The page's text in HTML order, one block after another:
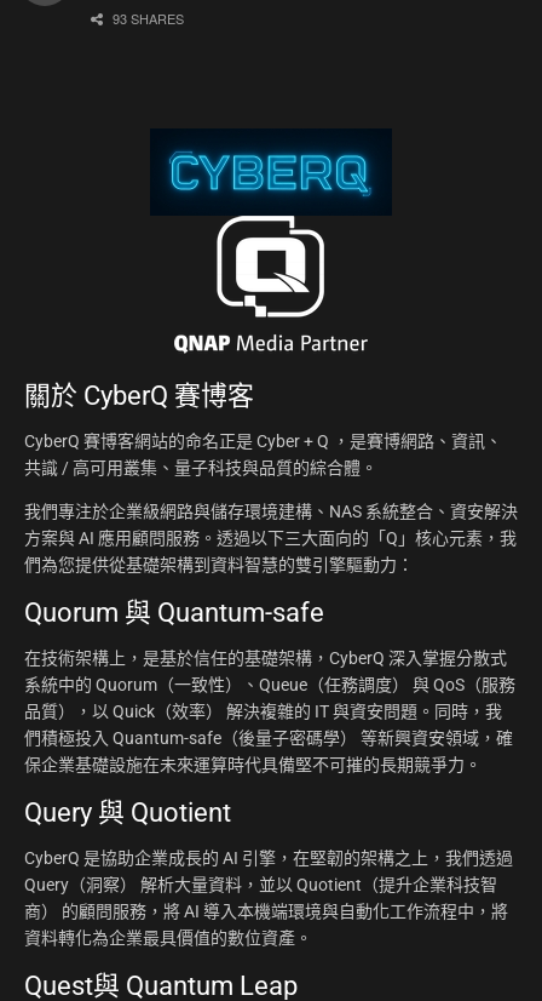
93 SHARES
關於 CyberQ 賽博客
CyberQ 賽博客網站的命名正是 Cyber + Q ，是賽博網路、資訊、
共識 / 高可用叢集、量子科技與品質的綜合體。
我們專注於企業級網路與儲存環境建構、NAS 系統整合、資安解決
方案與 AI 應用顧問服務。透過以下三大面向的「Q」核心元素，我
們為您提供從基礎架構到資料智慧的雙引擎驅動力：
Quorum 與 Quantum-safe
在技術架構上，是基於信任的基礎架構，CyberQ 深入掌握分散式
系統中的 Quorum（一致性）、Queue（任務調度） 與 QoS（服務
品質），以 Quick（效率） 解決複雜的 IT 與資安問題。同時，我
們積極投入 Quantum-safe（後量子密碼學） 等新興資安領域，確
保企業基礎設施在未來運算時代具備堅不可摧的長期競爭力。
Query 與 Quotient
CyberQ 是協助企業成長的 AI 引擎，在堅韌的架構之上，我們透過
Query（洞察） 解析大量資料，並以 Quotient（提升企業科技智
商） 的顧問服務，將 AI 導入本機端環境與自動化工作流程中，將
資料轉化為企業最具價值的數位資產。
Quest與 Quantum Leap